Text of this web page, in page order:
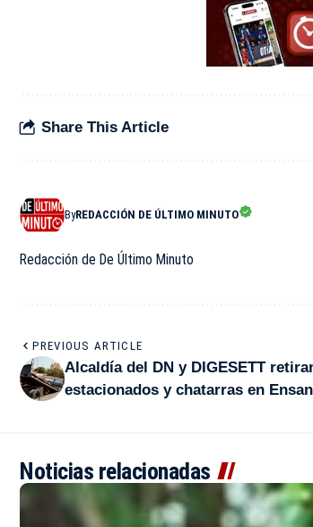
Share This Article
ByREDACCIÓN DE ÚLTIMO MINUTO
Redacción de De Último Minuto
PREVIOUS ARTICLE
Alcaldía del DN y DIGESETT
estacionados y chatarras en
Noticias relacionadas